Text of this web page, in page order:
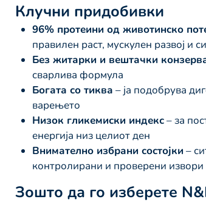
Клучни придобивки
96% протеини од животинско
правилен раст, мускулен развој и
Без житарки и вештачки
сварлива формула
Богата со тиква – ја подобрува
варењето
Низок гликемиски индекс– за
енергија низ целиот ден
Внимателно избрани состојки –
контролирани и проверени извори
Зошто да го изберете